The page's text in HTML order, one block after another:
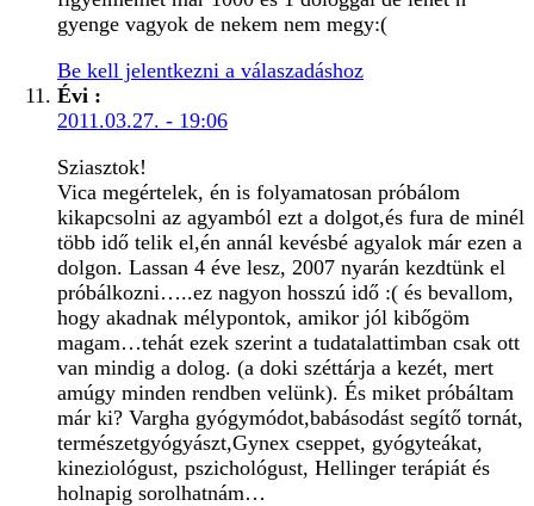
gyenge vagyok de nekem nem megy:(
Be kell jelentkezni a válaszadáshoz
Évi :
2011.03.27. - 19:06
Sziasztok!
Vica megértelek, én is folyamatosan próbálom
kikapcsolni az agyamból ezt a dolgot,és fura de minél
több idő telik el,én annál kevésbé agyalok már ezen a
dolgon. Lassan 4 éve lesz, 2007 nyarán kezdtünk el
próbálkozni…..ez nagyon hosszú idő :( és bevallom,
hogy akadnak mélypontok, amikor jól kibőgöm
magam…tehát ezek szerint a tudatalattimban csak ott
van mindig a dolog. (a doki széttárja a kezét, mert
amúgy minden rendben velünk). És miket próbáltam
már ki? Vargha gyógymódot,babásodást segítő tornát,
természetgyógyászt,Gynex cseppet, gyógyteákat,
kineziológust, pszichológust, Hellinger terápiát és
holnapig sorolhatnám…